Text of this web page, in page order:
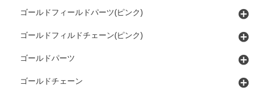
ゴールドフィールドパーツ(ピンク)
ゴールドフィルドチェーン(ピンク)
ゴールドパーツ
ゴールドチェーン